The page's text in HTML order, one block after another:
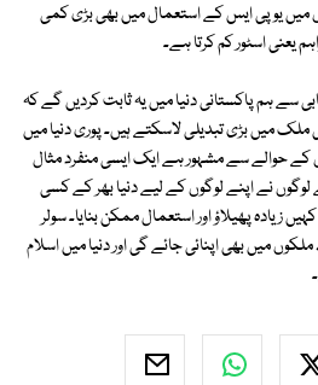
میں یوپی ایس کے استعمال میں بھی بڑی کمی
یعنی اسٹور کم کرتا ہے۔
سے ہم پاکستانی دنیا میں یہ ثابت کردیں گے کہ
میں بڑی تبدیلی لاسکتے ہیں۔ پوری دنیا میں
کے حوالے سے مشہور ہے ایک ایسی منفرد مثال
نے اپنے لوگوں کے لیے دنیا بھر کے کسی
زیادہ پھیلاؤ اور استعمال ممکن بنایا۔ سولر
میں بھی اپنائی جائے گی اور دنیا میں اسلام